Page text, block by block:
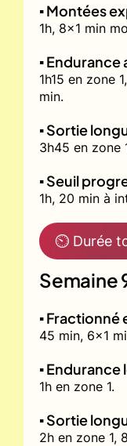
▪️ Montées
1h, 8x1 min
▪️
1h15 en zone
min.
▪️ Sortie
3h45 en zone
▪️ Seuil
1h, 20 min à
⏲ Durée
Semaine
▪️ Fractionné
45 min, 6x1
▪️ Endurance
1h en zone 1.
▪️ Sortie
2h en zone 1,